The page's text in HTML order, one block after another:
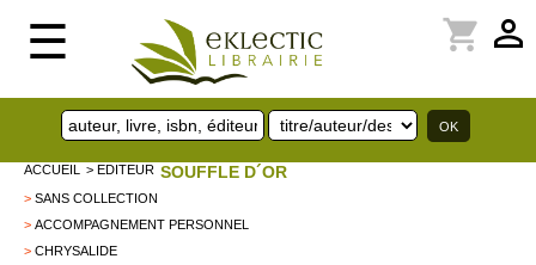
☰ perm_identity
shopping_cart
ACCUEIL > EDITEUR SOUFFLE D´OR
> SANS COLLECTION
> ACCOMPAGNEMENT PERSONNEL
> CHRYSALIDE